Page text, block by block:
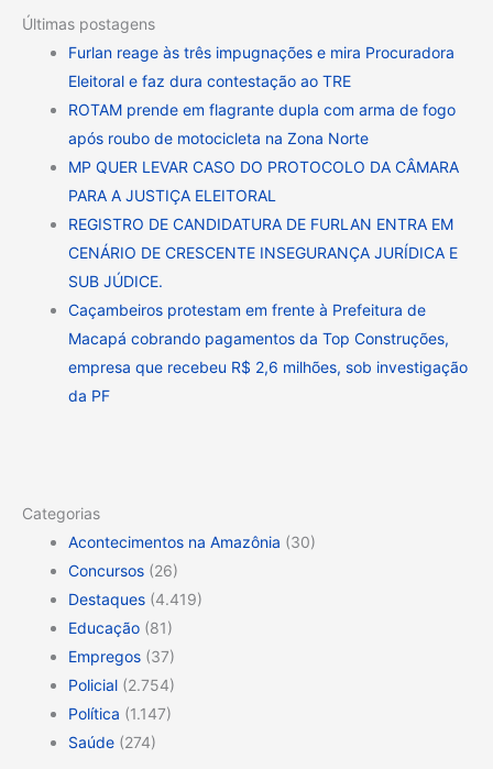
Últimas postagens
Furlan reage às três impugnações e mira Procuradora
Eleitoral e faz dura contestação ao TRE
ROTAM prende em flagrante dupla com arma de fogo
após roubo de motocicleta na Zona Norte
MP QUER LEVAR CASO DO PROTOCOLO DA CÂMARA
PARA A JUSTIÇA ELEITORAL
REGISTRO DE CANDIDATURA DE FURLAN ENTRA EM
CENÁRIO DE CRESCENTE INSEGURANÇA JURÍDICA E
SUB JÚDICE.
Caçambeiros protestam em frente à Prefeitura de
Macapá cobrando pagamentos da Top Construções,
empresa que recebeu R$ 2,6 milhões, sob investigação
da PF
Categorias
Acontecimentos na Amazônia (30)
Concursos (26)
Destaques (4.419)
Educação (81)
Empregos (37)
Policial (2.754)
Política (1.147)
Saúde (274)